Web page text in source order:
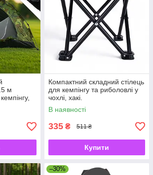
м
з
Компактний складний стілець
для кемпінгу та риболовлі у
чохлі, хакі.
В наявності
335 ₴ 511 ₴
Купити
–30%